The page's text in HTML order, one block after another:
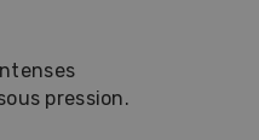
pression.